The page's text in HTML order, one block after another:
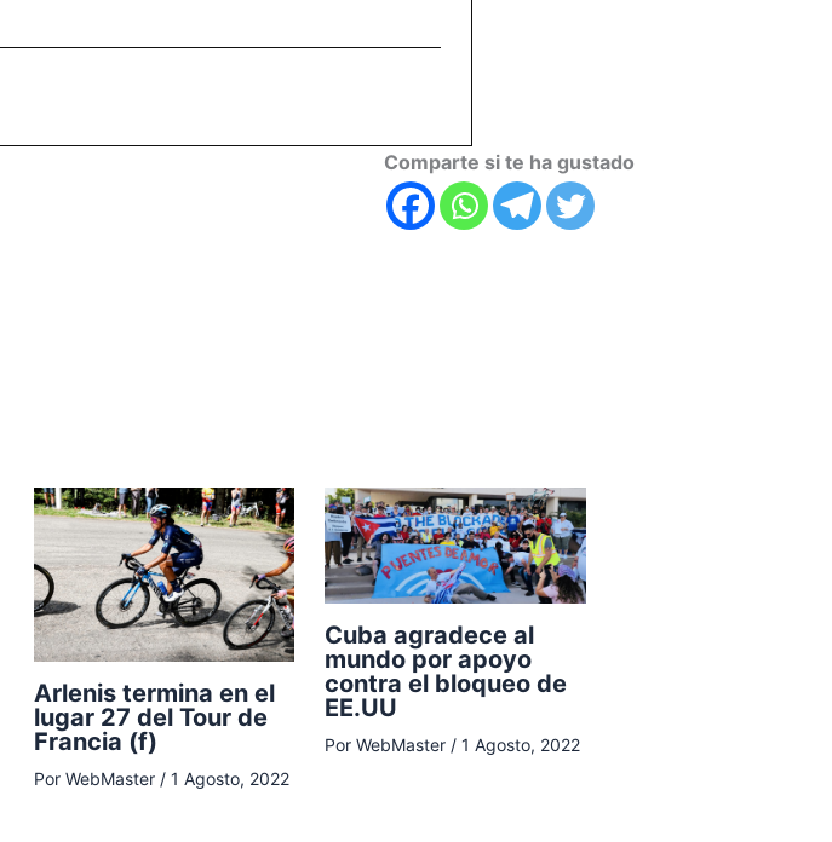
Comparte si te ha gustado
Arlenis termina en el
lugar 27 del Tour de
Francia (f)
Por WebMaster / 1 Agosto, 2022
Cuba agradece al
mundo por apoyo
contra el bloqueo de
EE.UU
Por WebMaster / 1 Agosto, 2022